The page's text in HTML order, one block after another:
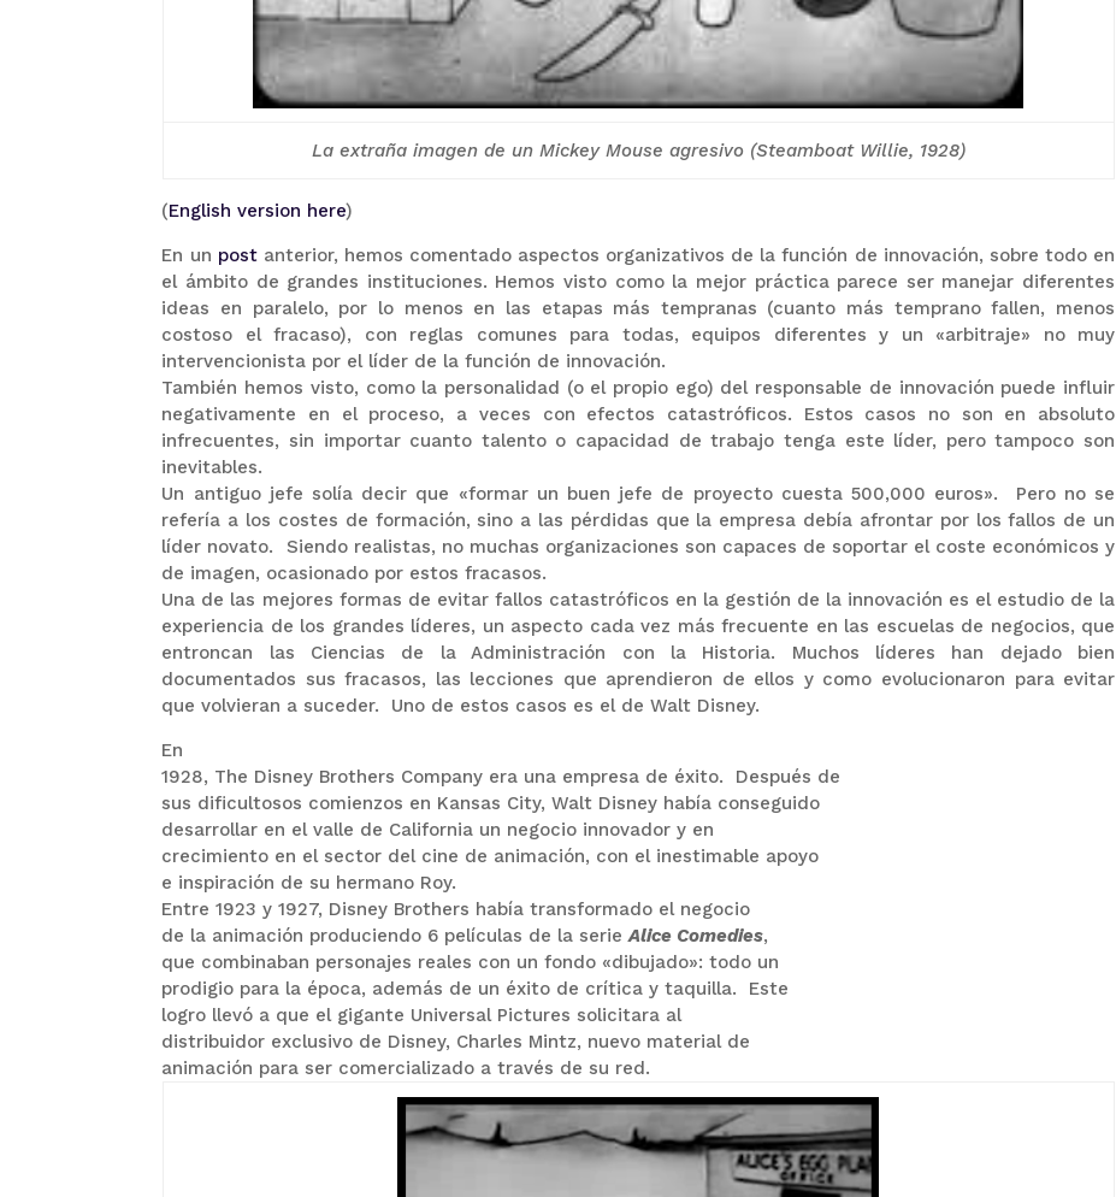
La extraña imagen de un Mickey Mouse agresivo (Steamboat Willie, 1928)
(English version here)
En un postanterior, hemos comentado aspectos organizativos de la función de innovación, sobre todo en
el ámbito de grandes instituciones. Hemos visto como la mejor práctica parece ser manejar diferentes
ideas en paralelo, por lo menos en las etapas más tempranas (cuanto más temprano fallen, menos
costoso el fracaso), con reglas comunes para todas, equipos diferentes y un «arbitraje» no muy
intervencionista por el líder de la función de innovación.
También hemos visto, como la personalidad (o el propio ego) del responsable de innovación puede influir
negativamente en el proceso, a veces con efectos catastróficos. Estos casos no son en absoluto
infrecuentes, sin importar cuanto talento o capacidad de trabajo tenga este líder, pero tampoco son
inevitables.
Un antiguo jefe solía decir que «formar un buen jefe de proyecto cuesta 500,000 euros». Pero no se
refería a los costes de formación, sino a las pérdidas que la empresa debía afrontar por los fallos de un
líder novato. Siendo realistas, no muchas organizaciones son capaces de soportar el coste económicos y
de imagen, ocasionado por estos fracasos.
Una de las mejores formas de evitar fallos catastróficos en la gestión de la innovación es el estudio de la
experiencia de los grandes líderes, un aspecto cada vez más frecuente en las escuelas de negocios, que
entroncan las Ciencias de la Administración con la Historia. Muchos líderes han dejado bien
documentados sus fracasos, las lecciones que aprendieron de ellos y como evolucionaron para evitar
que volvieran a suceder. Uno de estos casos es el de Walt Disney.
En
1928, The Disney Brothers Company era una empresa de éxito. Después de
sus dificultosos comienzos en Kansas City, Walt Disney había conseguido
desarrollar en el valle de California un negocio innovador y en
crecimiento en el sector del cine de animación, con el inestimable apoyo
e inspiración de su hermano Roy.
Entre 1923 y 1927, Disney Brothers había transformado el negocio
de la animación produciendo 6 películas de la serieAlice Comedies,
que combinaban personajes reales con un fondo «dibujado»: todo un
prodigio para la época, además de un éxito de crítica y taquilla. Este
logro llevó a que el gigante Universal Pictures solicitara al
distribuidor exclusivo de Disney, Charles Mintz, nuevo material de
animación para ser comercializado a través de su red.